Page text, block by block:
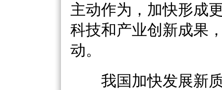
主动作为，加快形成
科技和产业创新成果
动。
我国加快发展新质